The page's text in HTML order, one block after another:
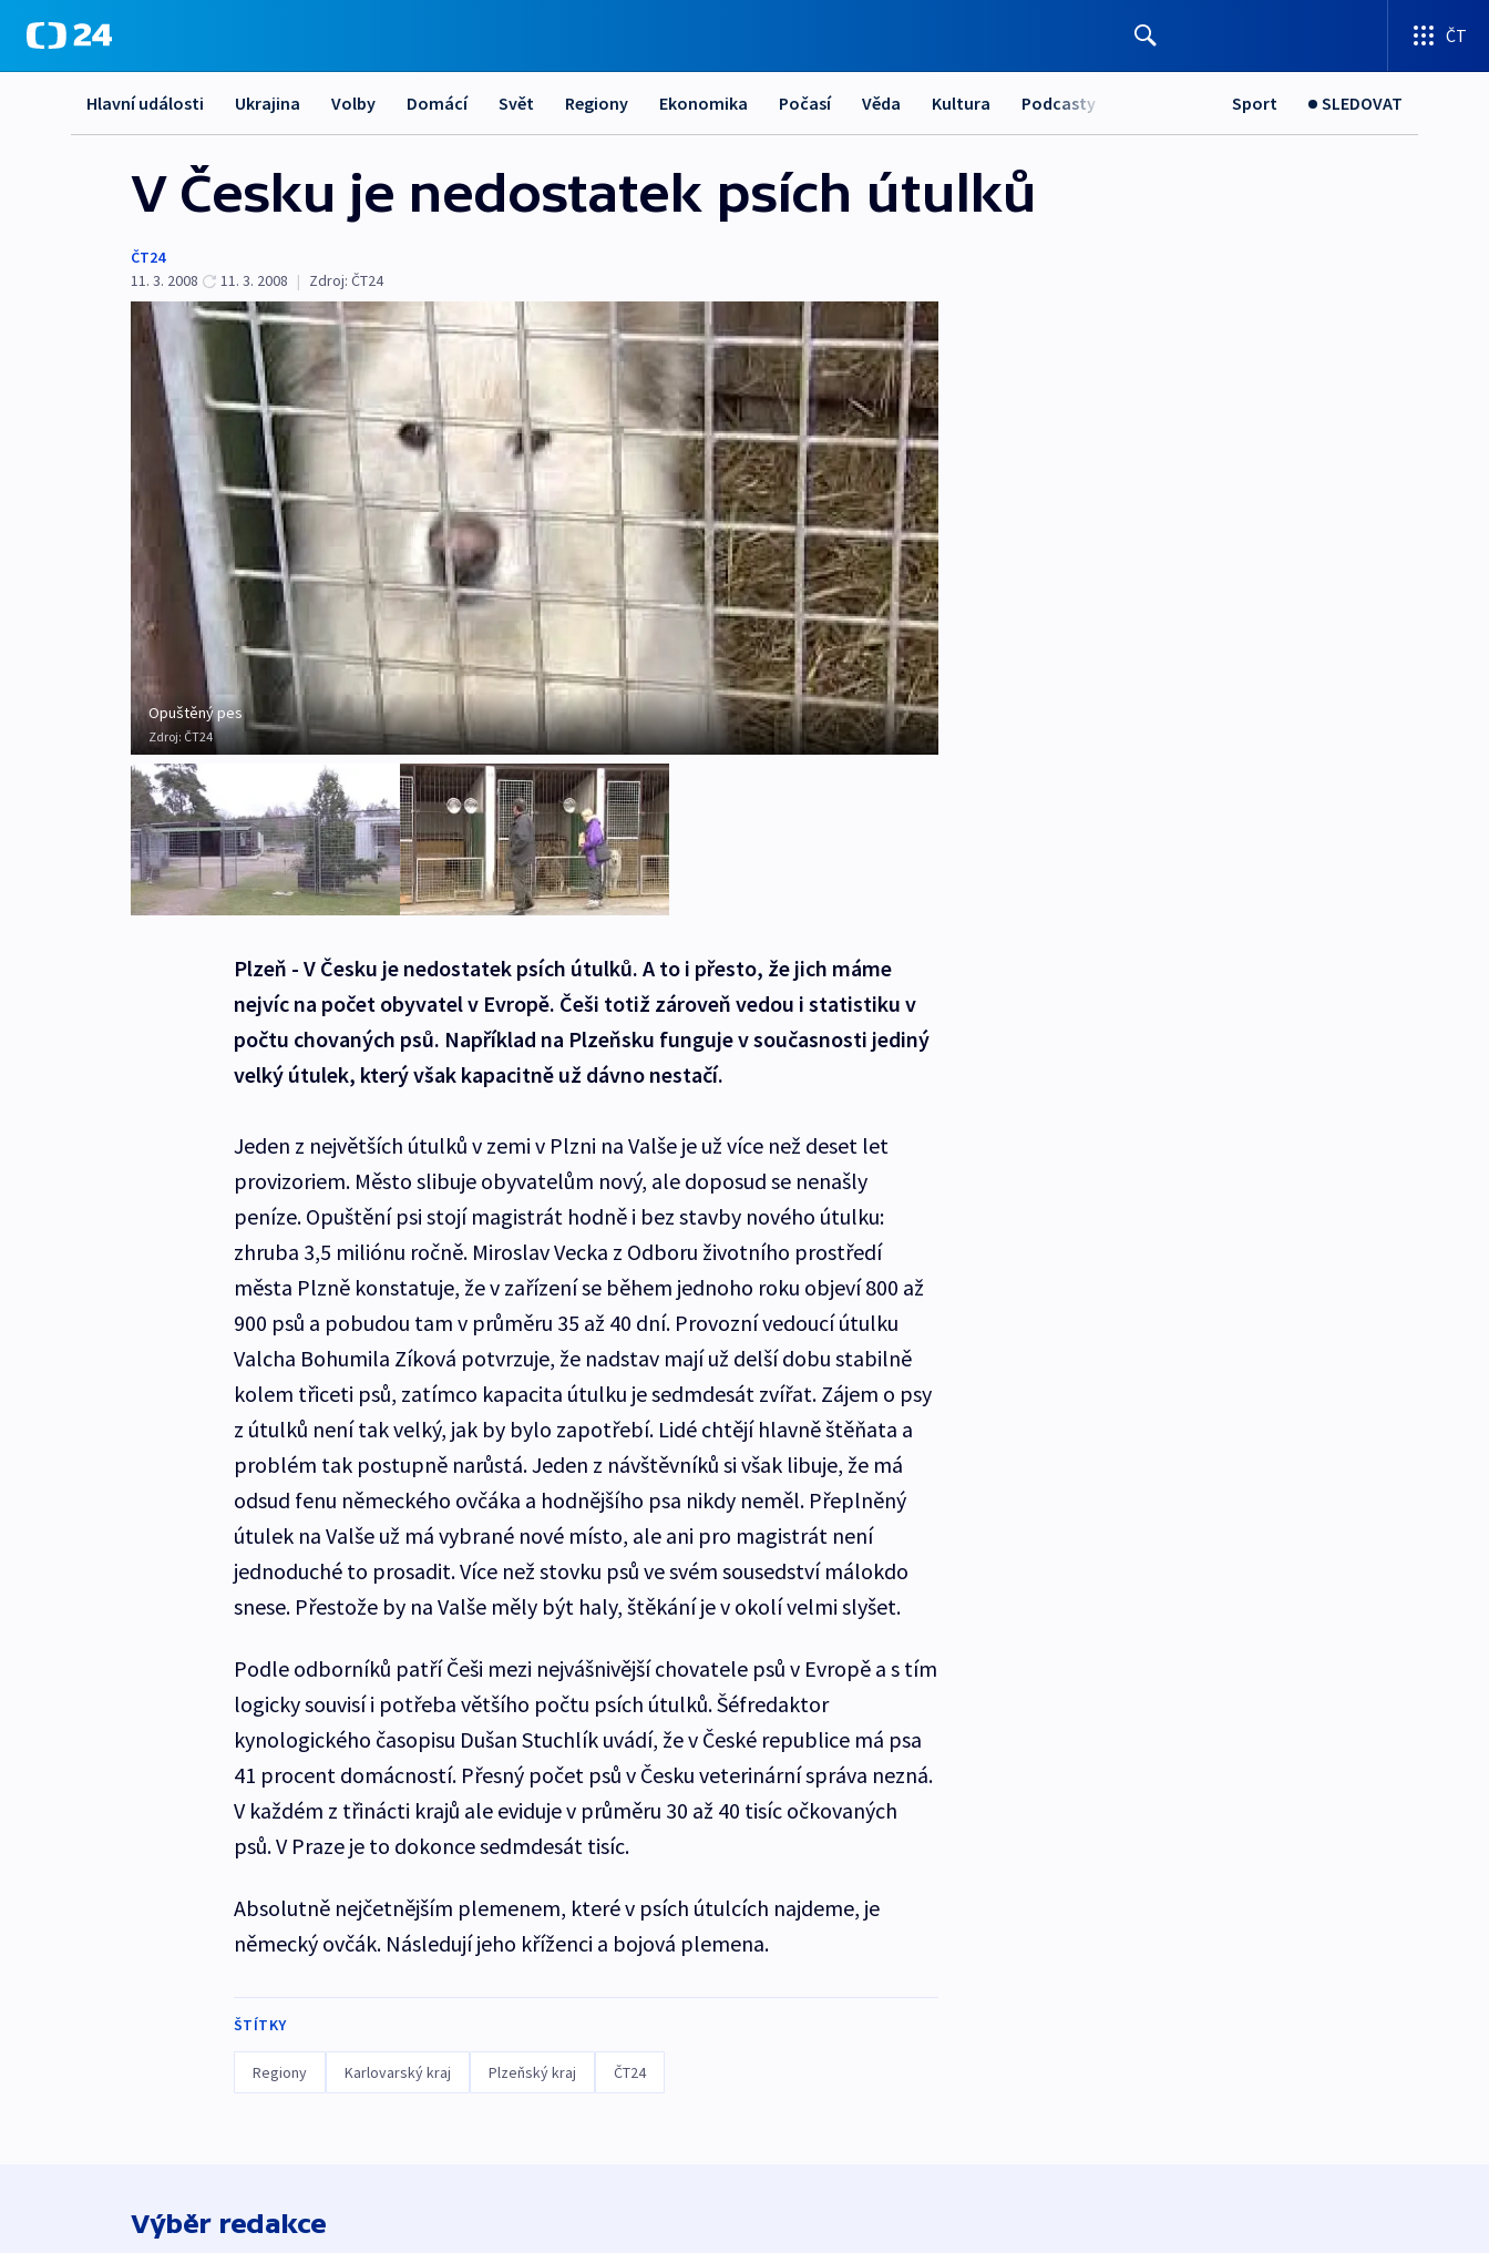
ČT
Hlavní události Ukrajina Volby Domácí Svět Regiony Ekonomika Počasí Věda Kultura Podcasty Sport SLEDOVAT
V Česku je nedostatek psích útulků
ČT24
11. 3. 2008
11. 3. 2008 | Zdroj: ČT24
Opuštěný pes
Zdroj: ČT24
Plzeň - V Česku je nedostatek psích útulků. A to i přesto, že jich máme
nejvíc na počet obyvatel v Evropě. Češi totiž zároveň vedou i statistiku v
počtu chovaných psů. Například na Plzeňsku funguje v současnosti jediný
velký útulek, který však kapacitně už dávno nestačí.
Jeden z největších útulků v zemi v Plzni na Valše je už více než deset let
provizoriem. Město slibuje obyvatelům nový, ale doposud se nenašly
peníze. Opuštění psi stojí magistrát hodně i bez stavby nového útulku:
zhruba 3,5 miliónu ročně. Miroslav Vecka z Odboru životního prostředí
města Plzně konstatuje, že v zařízení se během jednoho roku objeví 800 až
900 psů a pobudou tam v průměru 35 až 40 dní. Provozní vedoucí útulku
Valcha Bohumila Zíková potvrzuje, že nadstav mají už delší dobu stabilně
kolem třiceti psů, zatímco kapacita útulku je sedmdesát zvířat. Zájem o psy
z útulků není tak velký, jak by bylo zapotřebí. Lidé chtějí hlavně štěňata a
problém tak postupně narůstá. Jeden z návštěvníků si však libuje, že má
odsud fenu německého ovčáka a hodnějšího psa nikdy neměl. Přeplněný
útulek na Valše už má vybrané nové místo, ale ani pro magistrát není
jednoduché to prosadit. Více než stovku psů ve svém sousedství málokdo
snese. Přestože by na Valše měly být haly, štěkání je v okolí velmi slyšet.
Podle odborníků patří Češi mezi nejvášnivější chovatele psů v Evropě a s tím
logicky souvisí i potřeba většího počtu psích útulků. Šéfredaktor
kynologického časopisu Dušan Stuchlík uvádí, že v České republice má psa
41 procent domácností. Přesný počet psů v Česku veterinární správa nezná.
V každém z třinácti krajů ale eviduje v průměru 30 až 40 tisíc očkovaných
psů. V Praze je to dokonce sedmdesát tisíc.
Absolutně nejčetnějším plemenem, které v psích útulcích najdeme, je
německý ovčák. Následují jeho kříženci a bojová plemena.
ŠTÍTKY
Regiony Karlovarský kraj Plzeňský kraj ČT24
Výběr redakce